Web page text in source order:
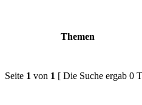
Themen
Seite 1 von 1 [ Die Suche ergab 0